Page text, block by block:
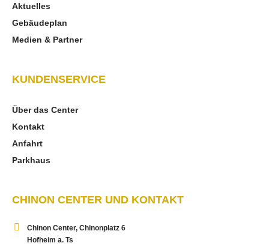
Aktuelles
Gebäudeplan
Medien & Partner
KUNDENSERVICE
Über das Center
Kontakt
Anfahrt
Parkhaus
CHINON CENTER UND KONTAKT
Chinon Center, Chinonplatz 6
Hofheim a. Ts